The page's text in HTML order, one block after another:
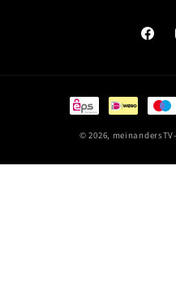
Zahlungsmethoden
© 2026,